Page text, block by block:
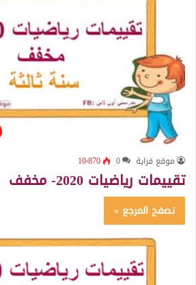
موقع قراية 0 10٬870
تقييمات رياضيات 2020- مخفف
تصفح المرجع »